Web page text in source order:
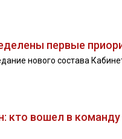
первые
нового состава
кто вошел в команду